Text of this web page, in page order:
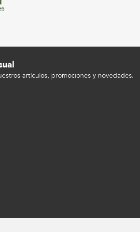
artículos, promociones y novedades.